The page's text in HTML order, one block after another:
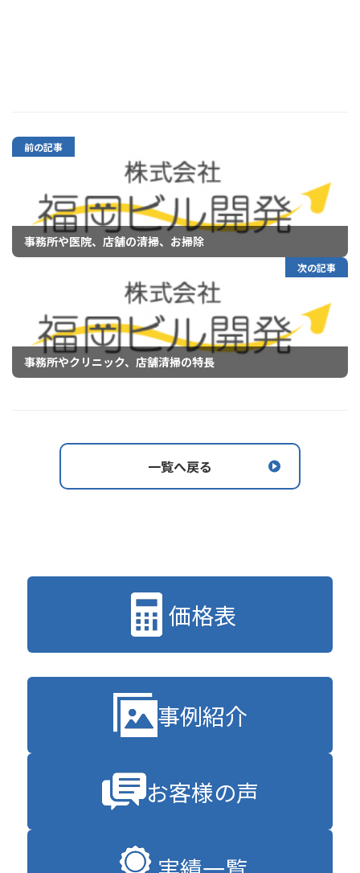
前の記事
事務所や医院、店舗の清掃、お掃除
次の記事
事務所やクリニック、店舗清掃の特長
一覧へ戻る
価格表
事例紹介
お客様の声